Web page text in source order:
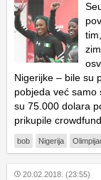
Nigerijke – bile su
pobjeda već samo
su 75.000 dolara
prikupile
bob Nigerija
20.02.2018. (23:55)